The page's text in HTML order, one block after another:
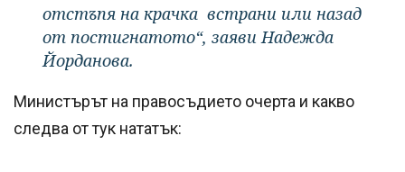
отстъпя на крачка встрани или назад
от постигнатото“, заяви Надежда
Йорданова.
Министърът на правосъдието очерта и какво
следва от тук нататък: